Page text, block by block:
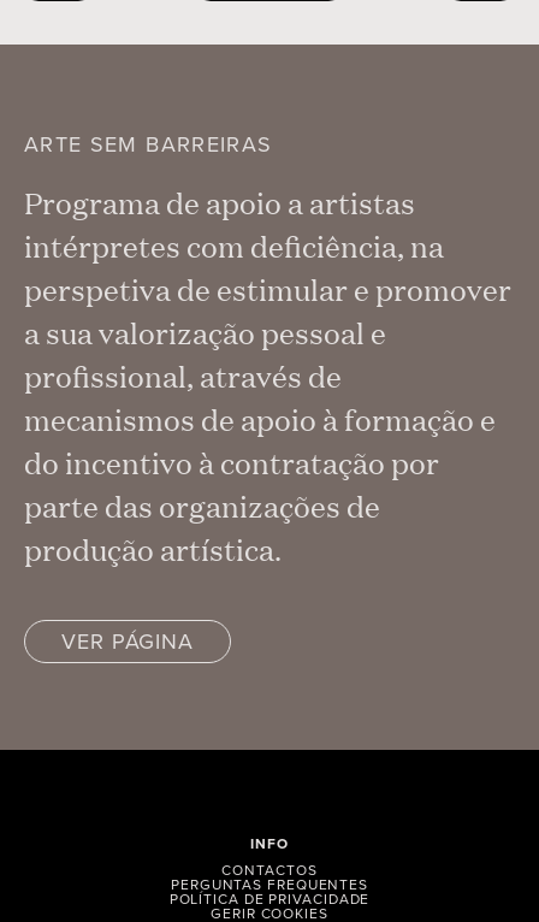
ARTE SEM BARREIRAS
Programa de apoio a artistas
intérpretes com deficiência, na
perspetiva de estimular e promover
a sua valorização pessoal e
profissional, através de
mecanismos de apoio à formação e
do incentivo à contratação por
parte das organizações de
produção artística.
VER PÁGINA
INFO
CONTACTOS
PERGUNTAS FREQUENTES
POLÍTICA DE PRIVACIDADE
GERIR COOKIES